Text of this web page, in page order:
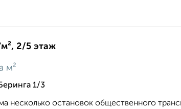
2/5 этаж
м²
1/3
несколько остановок общественного